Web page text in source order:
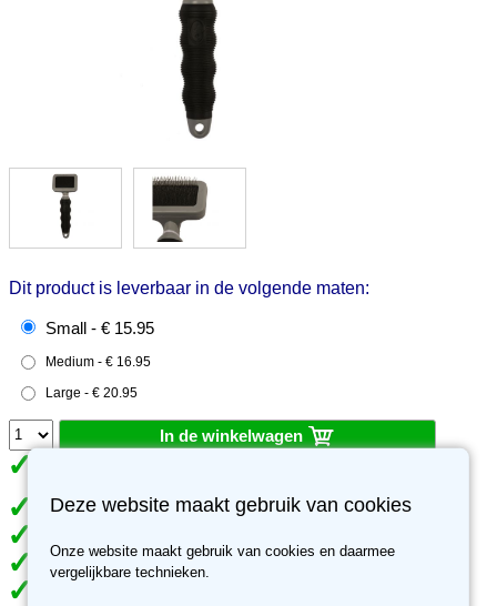
Dit product is leverbaar in de volgende maten:
Small - € 15.95
Medium - € 16.95
Large - € 20.95
In de winkelwagen
Gratis verzending vanaf €49
Meer dan 3500 reviews, ben jij de volgende tevreden klant?
Deze website maakt gebruik van cookies
Onze website maakt gebruik van cookies en daarmee
vergelijkbare technieken.